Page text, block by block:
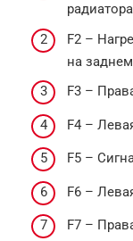
F2 –
на
F3 –
F4 –
F5 –
F6 –
F7 –